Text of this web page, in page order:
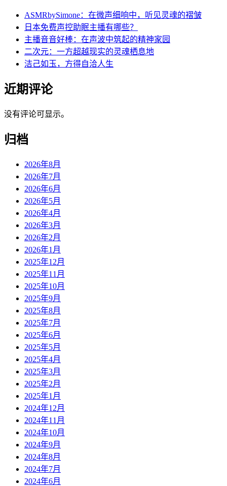
ASMRbySimone：在微声细响中，听见灵魂的褶皱
日本免费声控助眠主播有哪些？
主播音音好棒：在声波中筑起的精神家园
二次元：一方超越现实的灵魂栖息地
洁己如玉，方得自洽人生
近期评论
没有评论可显示。
归档
2026年8月
2026年7月
2026年6月
2026年5月
2026年4月
2026年3月
2026年2月
2026年1月
2025年12月
2025年11月
2025年10月
2025年9月
2025年8月
2025年7月
2025年6月
2025年5月
2025年4月
2025年3月
2025年2月
2025年1月
2024年12月
2024年11月
2024年10月
2024年9月
2024年8月
2024年7月
2024年6月